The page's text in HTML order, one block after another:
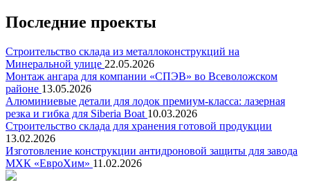
Последние проекты
Строительство склада из металлоконструкций на
Минеральной улице 22.05.2026
Монтаж ангара для компании «СПЭВ» во Всеволожском
районе 13.05.2026
Алюминиевые детали для лодок премиум-класса: лазерная
резка и гибка для Siberia Boat 10.03.2026
Строительство склада для хранения готовой продукции
13.02.2026
Изготовление конструкции антидроновой защиты для завода
МХК «ЕвроХим» 11.02.2026